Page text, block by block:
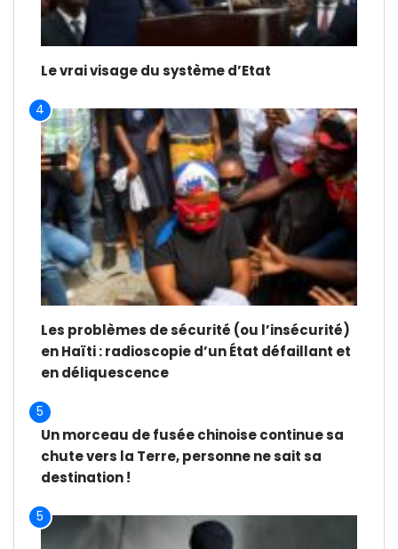
Le vrai visage du système d’Etat
4
Les problèmes de sécurité (ou l’insécurité)
en Haïti : radioscopie d’un État défaillant et
en déliquescence
5
Un morceau de fusée chinoise continue sa
chute vers la Terre, personne ne sait sa
destination !
5